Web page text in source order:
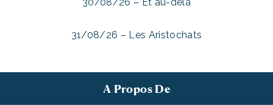
31/08/26 – Les Aristochats
A Propos De